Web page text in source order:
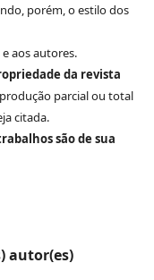
porém, o estilo dos
aos autores.
da revista
parcial ou total
citada.
são de sua
autor(es)